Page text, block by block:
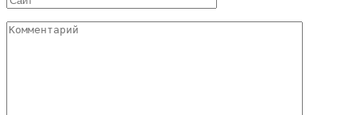
Комментарий